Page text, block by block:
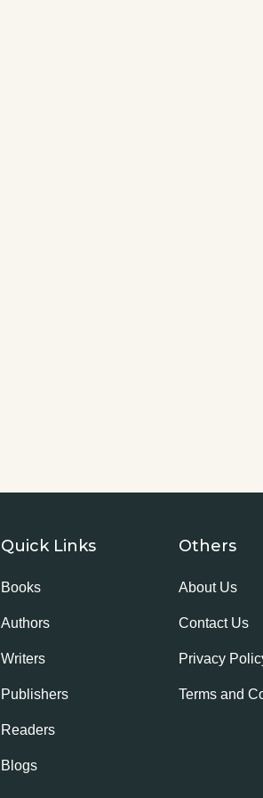
Quick Links
Books
Authors
Writers
Publishers
Readers
Blogs
Others
About Us
Contact Us
Privacy
Terms and